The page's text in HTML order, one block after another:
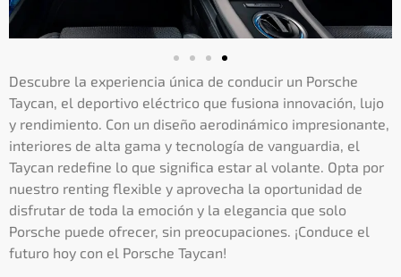
Descubre la experiencia única de conducir un Porsche
Taycan, el deportivo eléctrico que fusiona innovación, lujo
y rendimiento. Con un diseño aerodinámico impresionante,
interiores de alta gama y tecnología de vanguardia, el
Taycan redefine lo que significa estar al volante. Opta por
nuestro renting flexible y aprovecha la oportunidad de
disfrutar de toda la emoción y la elegancia que solo
Porsche puede ofrecer, sin preocupaciones. ¡Conduce el
futuro hoy con el Porsche Taycan!